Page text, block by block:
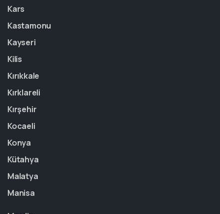
Kars
Kastamonu
Kayseri
Kilis
Kırıkkale
Kırklareli
Kırşehir
Kocaeli
Konya
Kütahya
Malatya
Manisa